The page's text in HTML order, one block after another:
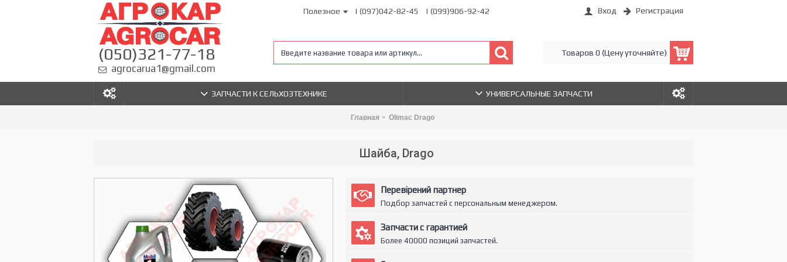
(050)321-77-18
agrocarua1@gmail.com
Полезное | (097)042-82-45 | (099)906-92-42 Вход Регистрация
Товаров 0 (Цену уточняйте)
ЗАПЧАСТИ К СЕЛЬХОЗТЕХНИКЕ УНИВЕРСАЛЬНЫЕ ЗАПЧАСТИ
Главная Olimac Drago
Шайба, Drago
Перевірений партнер
Подбор запчастей с персональным менеджером.
Запчасти с гарантией
Более 40000 позиций запчастей.